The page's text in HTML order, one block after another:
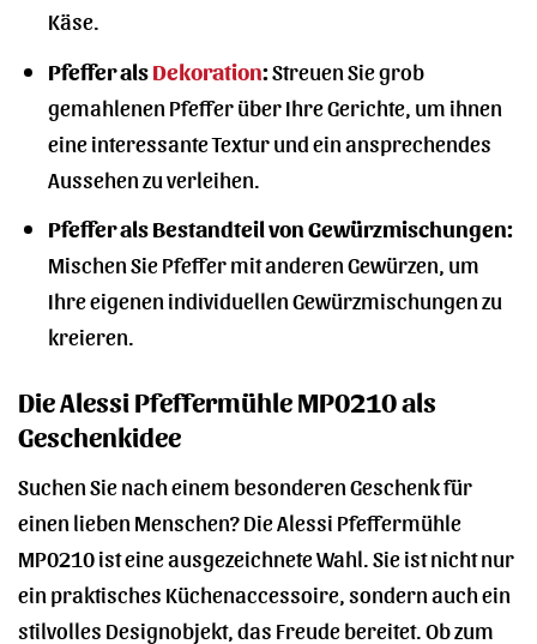
Käse.
Pfeffer alsDekoration:Streuen Sie grob
gemahlenen Pfeffer über Ihre Gerichte, um ihnen
eine interessante Textur und ein ansprechendes
Aussehen zu verleihen.
Pfeffer als Bestandteil von Gewürzmischungen:
Mischen Sie Pfeffer mit anderen Gewürzen, um
Ihre eigenen individuellen Gewürzmischungen zu
kreieren.
Die Alessi Pfeffermühle MP0210 als
Geschenkidee
Suchen Sie nach einem besonderen Geschenk für
einen lieben Menschen? Die Alessi Pfeffermühle
MP0210 ist eine ausgezeichnete Wahl. Sie ist nicht nur
ein praktisches Küchenaccessoire, sondern auch ein
stilvolles Designobjekt, das Freude bereitet. Ob zum